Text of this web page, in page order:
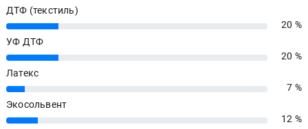
ДТФ (текстиль)
20%
20 %
УФ ДТФ
20%
20 %
Латекс
7%
7 %
Экосольвент
12%
12 %